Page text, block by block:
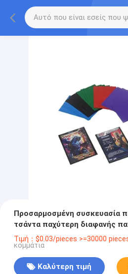
Προσαρμοσμένη συσκευασία
τσάντα παχύτερη διαφανής
τσάντα θερμή σφραγίδα
Τιμή：$0.03/pieces >=30000
κομμάτια
Καλύτερη τιμή